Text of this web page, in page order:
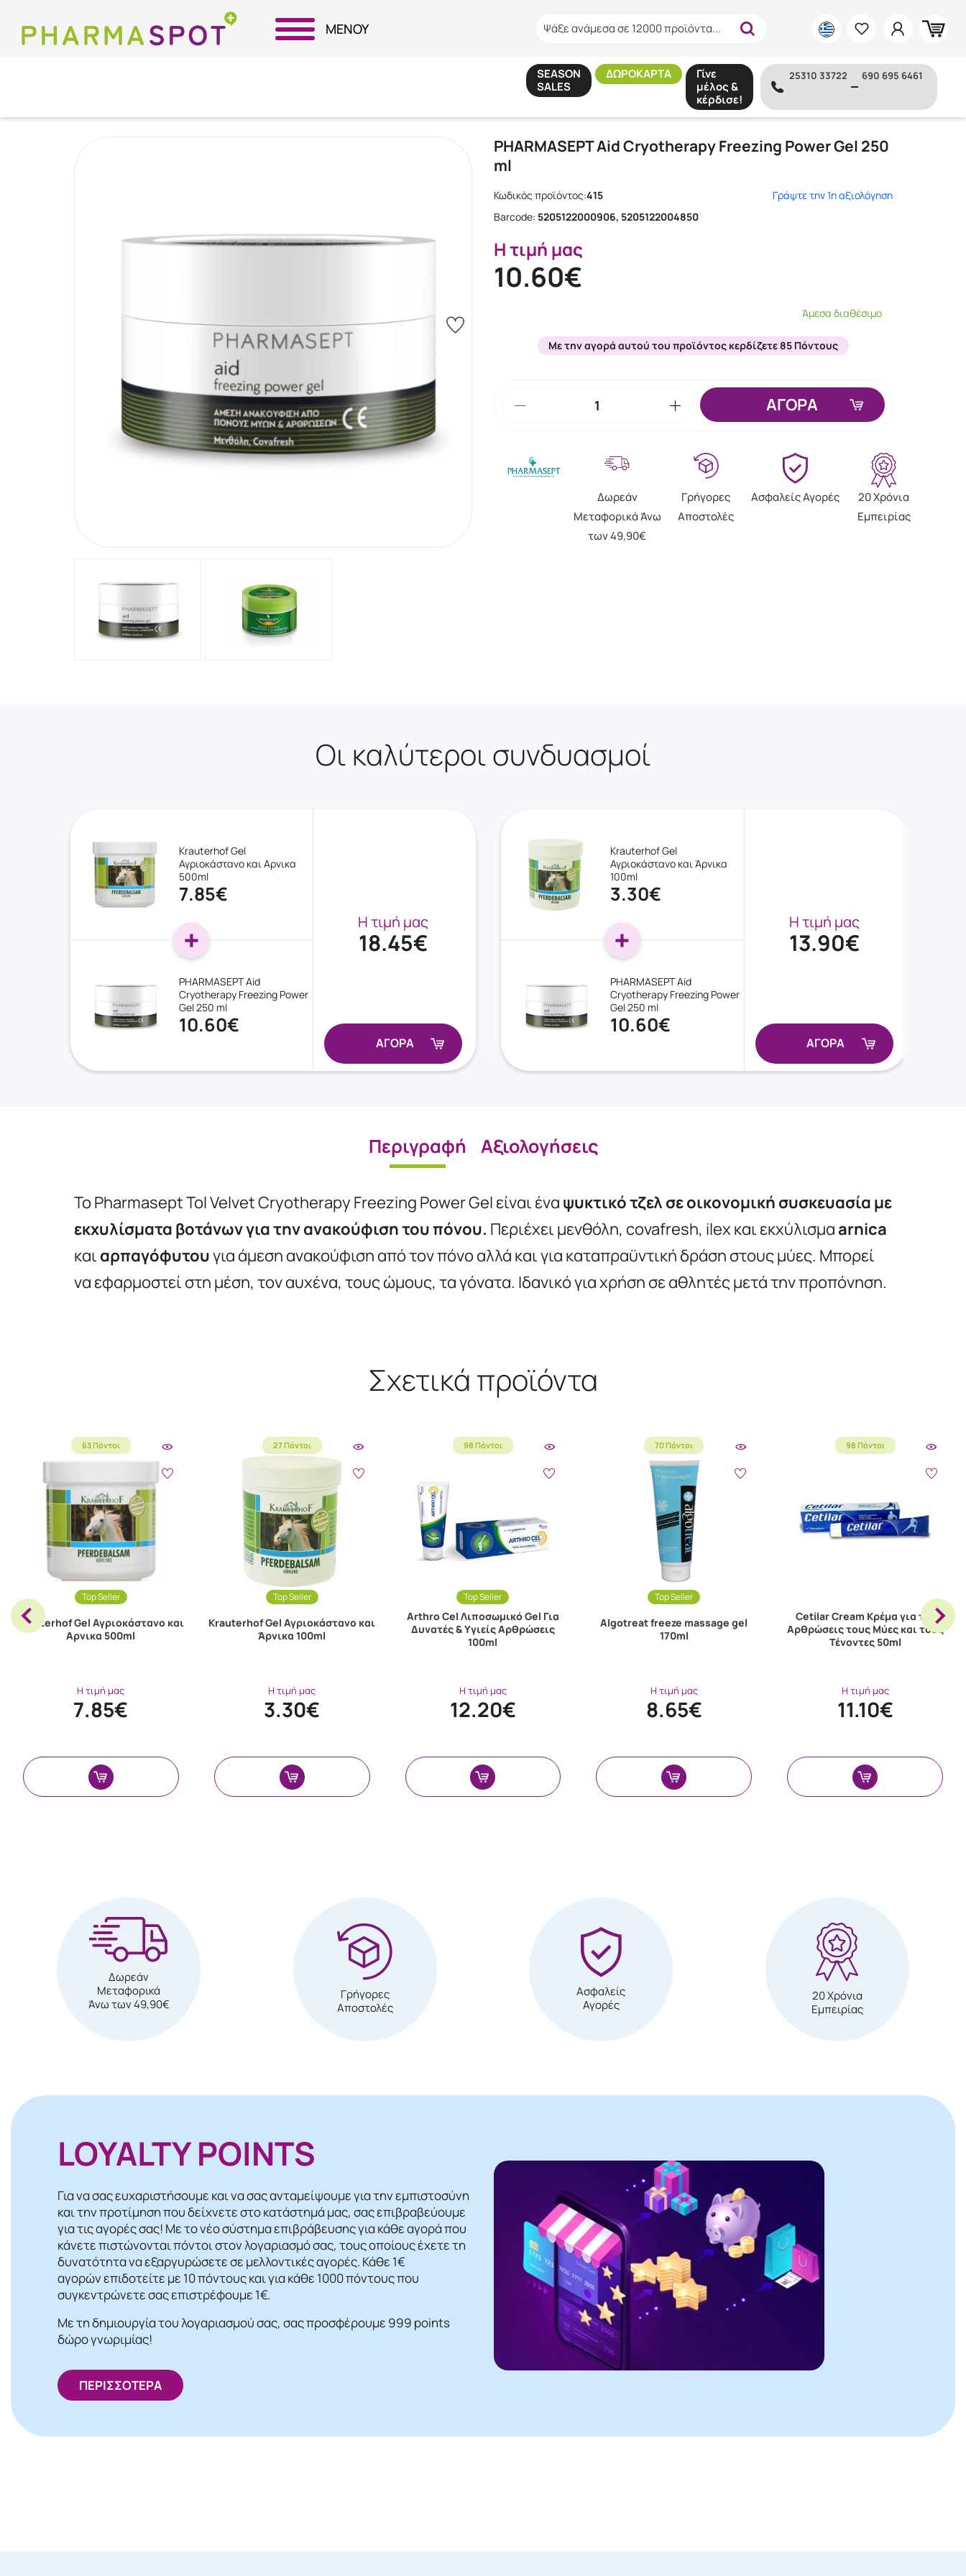
ΜΕΝΟΥ Ψάξε ανάμεσα σε 12000 προϊόντα...
SEASON
SALES
ΔΩΡΟΚΑΡΤΑ
Γίνε
μέλος &
κέρδισε!
25310 33722 690 695 6461
PHARMASEPT Aid Cryotherapy Freezing Power Gel 250 ml
PHARMASEPT Aid Cryotherapy Freezing Power Gel 250
ml
Κωδικός προϊόντος:415
Γράψτε την 1η αξιολόγηση
Barcode: 5205122000906, 5205122004850
Η τιμή μας
10.60€
Άμεσα διαθέσιμο
Με την αγορά αυτού του προϊόντος κερδίζετε 85 Πόντους
ΑΓΟΡΑ
Δωρεάν
Μεταφορικά Άνω
των 49,90€
Γρήγορες
Αποστολές
Ασφαλείς Αγορές
20 Χρόνια
Εμπειρίας
Οι καλύτεροι συνδυασμοί
Krauterhof Gel
Αγριοκάστανο και Αρνικα
500ml
7.85€
PHARMASEPT Aid
Cryotherapy Freezing Power
Gel 250 ml
10.60€
Η τιμή μας
18.45€
ΑΓΟΡΑ
Krauterhof Gel
Αγριοκάστανο και Άρνικα
100ml
3.30€
PHARMASEPT Aid
Cryotherapy Freezing Power
Gel 250 ml
10.60€
Η τιμή μας
13.90€
ΑΓΟΡΑ
Περιγραφή Αξιολογήσεις
Το Pharmasept Tol Velvet Cryotherapy Freezing Power Gel είναι ένα ψυκτικό τζελ σε οικονομική συσκευασία με
εκχυλίσματα βοτάνων για τηνανακούφιση του πόνου. Περιέχει μενθόλη, covafresh, ilex και εκχύλισμα arnica
και αρπαγόφυτουγια άμεση ανακούφιση από τον πόνο αλλά και για καταπραϋντική δράση στους μύες. Μπορεί
να εφαρμοστεί στη μέση, τον αυχένα, τους ώμους, τα γόνατα. Ιδανικό για χρήση σε αθλητές μετά την προπόνηση.
Σχετικά προϊόντα
63 Πόντοι
Top Seller
Krauterhof Gel Αγριοκάστανο και
Αρνικα 500ml
Η τιμή μας
7.85€
27 Πόντοι
Top Seller
Krauterhof Gel Αγριοκάστανο και
Άρνικα 100ml
Η τιμή μας
3.30€
98 Πόντοι
Top Seller
Arthro Cel Λιποσωμικό Gel Για
Δυνατές & Υγιείς Αρθρώσεις
100ml
Η τιμή μας
12.20€
70 Πόντοι
Top Seller
Algotreat freeze massage gel
170ml
Η τιμή μας
8.65€
98 Πόντοι
Cetilar Cream Κρέμα για τις
Αρθρώσεις τους Μύες και τους
Τένοντες 50ml
Η τιμή μας
11.10€
Δωρεάν
Μεταφορικά
Άνω των 49,90€
Γρήγορες
Αποστολές
Ασφαλείς
Αγορές
20 Χρόνια
Εμπειρίας
LOYALTY POINTS
Για να σας ευχαριστήσουμε και να σας ανταμείψουμε για την εμπιστοσύνη
και την προτίμηση που δείχνετε στο κατάστημά μας, σας επιβραβεύουμε
για τις αγορές σας! Mε το νέο σύστημα επιβράβευσης για κάθε αγορά που
κάνετε πιστώνονται πόντοι στον λογαριασμό σας, τους οποίους έχετε τη
δυνατότητα να εξαργυρώσετε σε μελλοντικές αγορές. Κάθε 1€
αγορών επιδοτείτε με 10 πόντους και για κάθε 1000 πόντους που
συγκεντρώνετε σας επιστρέφουμε 1€.
Με τη δημιουργία του λογαριασμού σας, σας προσφέρουμε 999 points
δώρο γνωριμίας!
ΠΕΡΙΣΣΟΤΕΡΑ